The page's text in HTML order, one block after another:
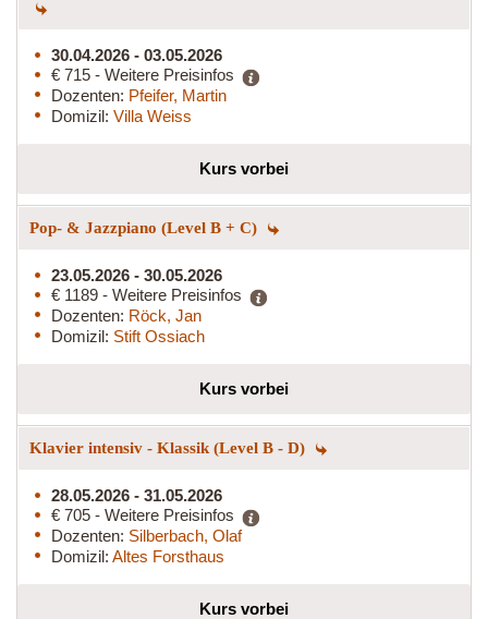
30.04.2026 - 03.05.2026
€ 715 - Weitere Preisinfos
Dozenten: Pfeifer, Martin
Domizil: Villa Weiss
Kurs vorbei
Pop- & Jazzpiano (Level B + C)
23.05.2026 - 30.05.2026
€ 1189 - Weitere Preisinfos
Dozenten: Röck, Jan
Domizil: Stift Ossiach
Kurs vorbei
Klavier intensiv - Klassik (Level B - D)
28.05.2026 - 31.05.2026
€ 705 - Weitere Preisinfos
Dozenten: Silberbach, Olaf
Domizil: Altes Forsthaus
Kurs vorbei